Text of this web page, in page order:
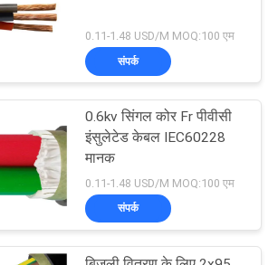
केबल
90
0.11-1.48 USD/M MOQ:100 एम
संपर्क
0.6kv सिंगल कोर Fr पीवीसी
इंसुलेटेड केबल IEC60228
मानक
0.11-1.48 USD/M MOQ:100 एम
संपर्क